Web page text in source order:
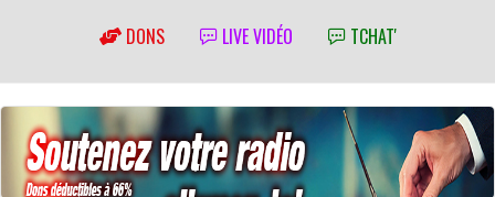
DONS LIVE VIDÉO TCHAT'